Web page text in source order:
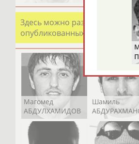
Здесь можно разместить
опубликованных записях.
Магомед
АБДУЛХАМИДОВ
Шамиль